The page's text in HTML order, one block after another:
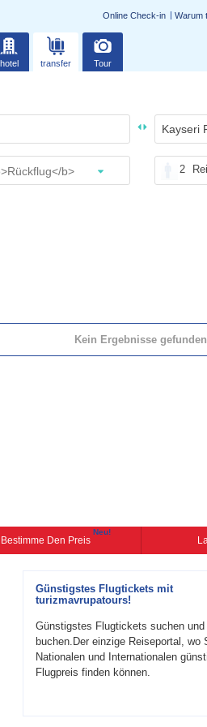
Online Check-in Warum
hotel transfer Tour
2
Kein Ergebnisse
Bestimme Den Preis
Neu!
Günstigstes Flugtickets mit
turizmavrupatours!
Günstigstes Flugtickets suchen und
buchen.Der einzige Reiseportal, wo
Nationalen und Internationalen
Flugpreis finden können.